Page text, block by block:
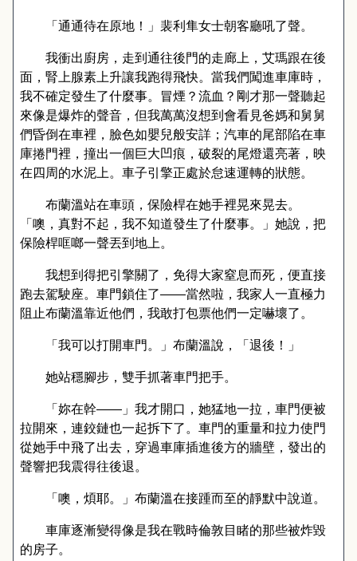
「通通待在原地！」裴利隼女士朝客廳吼了聲。
我衝出廚房，走到通往後門的走廊上，艾瑪跟在後
面，腎上腺素上升讓我跑得飛快。當我們闖進車庫時，
我不確定發生了什麼事。冒煙？流血？剛才那一聲聽起
來像是爆炸的聲音，但我萬萬沒想到會看見爸媽和舅舅
們昏倒在車裡，臉色如嬰兒般安詳；汽車的尾部陷在車
庫捲門裡，撞出一個巨大凹痕，破裂的尾燈還亮著，映
在四周的水泥上。車子引擎正處於怠速運轉的狀態。
布蘭溫站在車頭，保險桿在她手裡晃來晃去。
「噢，真對不起，我不知道發生了什麼事。」她說，把
保險桿哐啷一聲丟到地上。
我想到得把引擎關了，免得大家窒息而死，便直接
跑去駕駛座。車門鎖住了——當然啦，我家人一直極力
阻止布蘭溫靠近他們，我敢打包票他們一定嚇壞了。
「我可以打開車門。」布蘭溫說，「退後！」
她站穩腳步，雙手抓著車門把手。
「妳在幹—— 」我才開口，她猛地一拉，車門便被
拉開來，連鉸鏈也一起拆下了。車門的重量和拉力使門
從她手中飛了出去，穿過車庫插進後方的牆壁，發出的
聲響把我震得往後退。
「噢，煩耶。」布蘭溫在接踵而至的靜默中說道。
車庫逐漸變得像是我在戰時倫敦目睹的那些被炸毀
的房子。